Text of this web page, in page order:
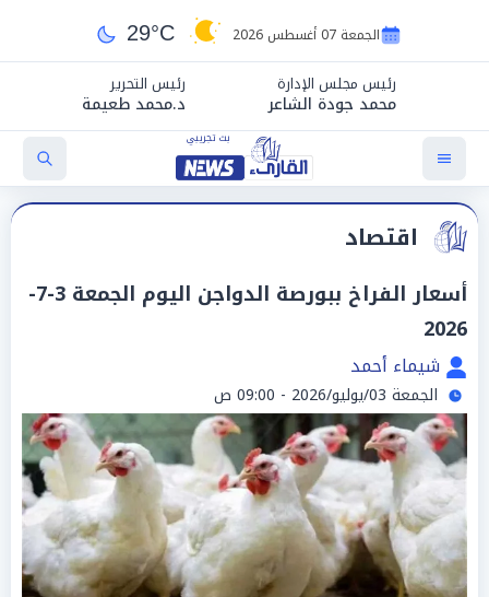
الجمعة 07 أغسطس 2026 29°C
رئيس مجلس الإدارة
محمد جودة الشاعر
رئيس التحرير
د.محمد طعيمة
اقتصاد
أسعار الفراخ ببورصة الدواجن اليوم الجمعة 3-7-
2026
شيماء أحمد
الجمعة 03/يوليو/2026 - 09:00 ص